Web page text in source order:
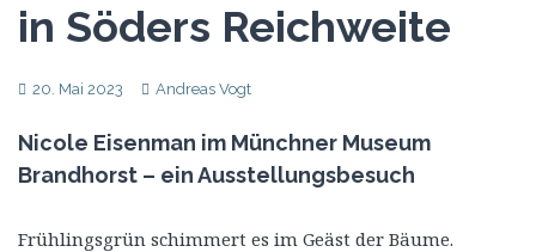
in Söders Reichweite
20. Mai 2023 Andreas Vogt
Nicole Eisenman im Münchner Museum
Brandhorst – ein Ausstellungsbesuch
Frühlingsgrün schimmert es im Geäst der Bäume.